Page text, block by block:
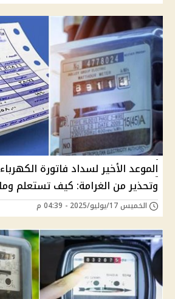
الموعد الأخير لسداد فاتورة
وتحذير من الغرامة: كيف تستعلم
الخميس 17/يوليو/2025 - 04:39 م